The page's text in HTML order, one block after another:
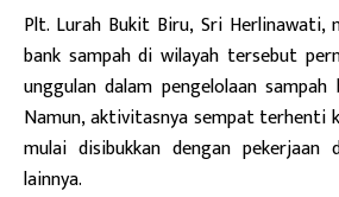
Plt. Lurah Bukit Biru, Sri Herlinawati,
bank sampah di wilayah tersebut
unggulan dalam pengelolaan sampah
Namun, aktivitasnya sempat terhenti
mulai disibukkan dengan
lainnya.